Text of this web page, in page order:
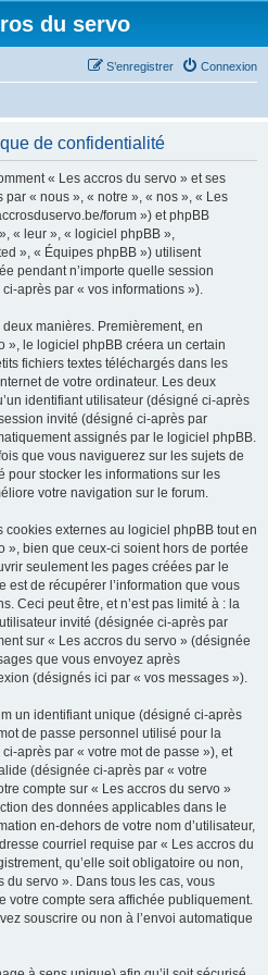
du servo
Connexion
S’enregistrer
de confidentialité
« Les accros du servo » et ses
« nous », « notre », « nos », « Les
forum ») et phpBB
« leur », « logiciel phpBB »,
», « Équipes phpBB ») utilisent
pendant n’importe quelle session
après par « vos informations »).
manières. Premièrement, en
», le logiciel phpBB créera un certain
fichiers textes téléchargés dans les
de votre ordinateur. Les deux
identifiant utilisateur (désigné ci-après
invité (désigné ci-après par
assignés par le logiciel phpBB.
que vous naviguerez sur les sujets de
pour stocker les informations sur les
votre navigation sur le forum.
externes au logiciel phpBB tout en
», bien que ceux-ci soient hors de portée
seulement les pages créées par le
est de récupérer l’information que vous
Ceci peut être, et n’est pas limité à : la
invité (désignée ci-après par
sur « Les accros du servo » (désignée
que vous envoyez après
(désignés ici par « vos messages »).
un identifiant unique (désigné ci-après
de passe personnel utilisé pour la
après par « votre mot de passe »), et
(désignée ci-après par « votre
compte sur « Les accros du servo »
des données applicables dans le
en-dehors de votre nom d’utilisateur,
courriel requise par « Les accros du
qu’elle soit obligatoire ou non,
servo ». Dans tous les cas, vous
votre compte sera affichée publiquement.
souscrire ou non à l’envoi automatique